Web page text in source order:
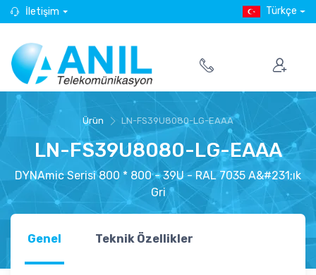
İletişim Türkçe
Ürün LN-FS39U8080-LG-EAAA
LN-FS39U8080-LG-EAAA
DYNAmic Serisi 800 * 800 - 39U - RAL 7035 A&#231;ık
Gri
Genel Teknik Özellikler